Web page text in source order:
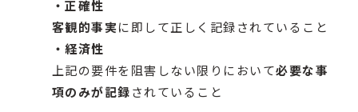
・正確性
客観的事実に即して正しく記録されていること
・経済性
上記の要件を阻害しない限りにおいて必要な事
項のみが記録されていること